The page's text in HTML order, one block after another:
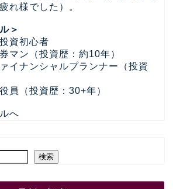
れ様でした）。
＞
資初心者
マン（投資歴：約10年）
イナンシャルプランナー（投資
員（投資歴：30+年）
へ
検索